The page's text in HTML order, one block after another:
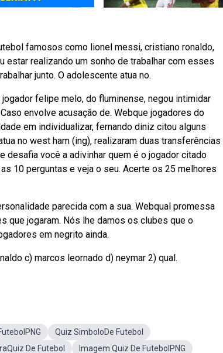
famosos como lionel messi, cristiano ronaldo,
estar realizando um sonho de trabalhar com esses
junto. O adolescente atua no.
felipe melo, do fluminense, negou intimidar
envolve acusação de. Webque jogadores do
em individualizar, fernando diniz citou alguns
no west ham (ing), realizaram duas transferências
desafia você a adivinhar quem é o jogador citado
10 perguntas e veja o seu. Acerte os 25 melhores
parecida com a sua. Webqual promessa
que jogaram. Nós lhe damos os clubes que o
em negrito ainda.
c) marcos leornado d) neymar 2) qual.
Quiz SimboloDe Futebol
De Futebol Imagem Quiz De FutebolPNG